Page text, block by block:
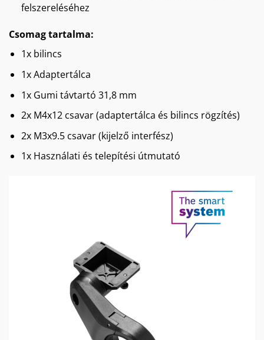
felszereléséhez
Csomag tartalma:
1x bilincs
1x Adaptertálca
1x Gumi távtartó 31,8 mm
2x M4x12 csavar (adaptertálca és bilincs rögzítés)
2x M3x9.5 csavar (kijelző interfész)
1x Használati és telepítési útmutató